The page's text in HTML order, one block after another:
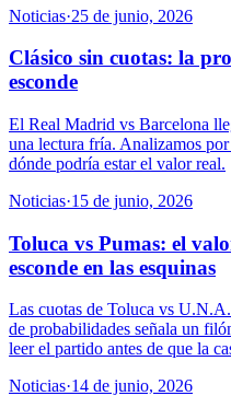
Noticias·25 de junio, 2026
Clásico sin cuotas: la
esconde
El Real Madrid vs Barcelona
una lectura fría. Analizamos
dónde podría estar el valor real.
Noticias·15 de junio, 2026
Toluca vs Pumas: el
esconde en las esquinas
Las cuotas de Toluca vs
de probabilidades señala un
leer el partido antes de que la
Noticias·14 de junio, 2026